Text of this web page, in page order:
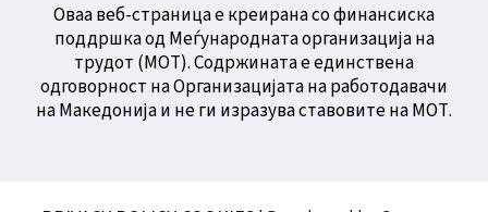
Оваа веб-страница е креирана со финансиска
поддршка од Меѓународната организација на
трудот (МОТ). Содржината е единствена
одговорност на Организацијата на работодавачи
на Македонија и не ги изразува ставовите на МОТ.